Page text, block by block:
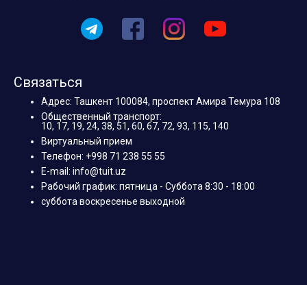
Связаться
Адрес: Ташкент 100084, проспект Амира Темура 108
Общественный транспорт:
10, 17, 19, 24, 38, 51, 60, 67, 72, 93, 115, 140
Виртуальный прием
Телефон: +998 71 238 55 55
E-mail: info@tuit.uz
Рабочий график: пятница - Суббота 8:30 - 18:00
суббота воскресенье выходной